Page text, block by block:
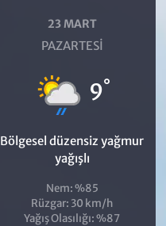
23 MART
PAZARTESI
9°
Bölgesel düzensiz yağmur
yağışlı
Nem: %85
Rüzgar: 30 km/h
Yağış Olasılığı: %87